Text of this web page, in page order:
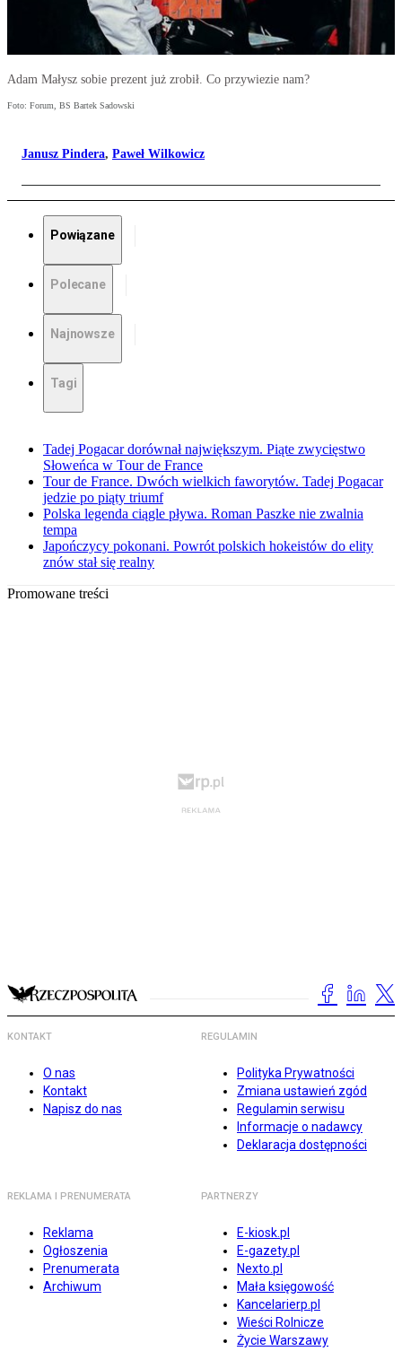
Adam Małysz sobie prezent już zrobił. Co przywiezie nam?
Foto: Forum, BS Bartek Sadowski
Janusz Pindera, Paweł Wilkowicz
Powiązane
Polecane
Najnowsze
Tagi
Tadej Pogacar dorównał największym. Piąte zwycięstwo
Słoweńca w Tour de France
Tour de France. Dwóch wielkich faworytów. Tadej Pogacar
jedzie po piąty triumf
Polska legenda ciągle pływa. Roman Paszke nie zwalnia
tempa
Japończycy pokonani. Powrót polskich hokeistów do elity
znów stał się realny
Promowane treści
KONTAKT
O nas
Kontakt
Napisz do nas
REGULAMIN
Polityka Prywatności
Zmiana ustawień zgód
Regulamin serwisu
Informacje o nadawcy
Deklaracja dostępności
REKLAMA I PRENUMERATA
Reklama
Ogłoszenia
Prenumerata
Archiwum
PARTNERZY
E-kiosk.pl
E-gazety.pl
Nexto.pl
Mała księgowość
Kancelarierp.pl
Wieści Rolnicze
Życie Warszawy